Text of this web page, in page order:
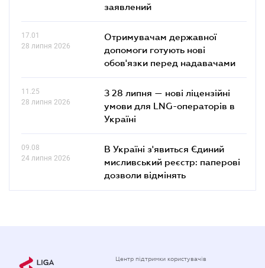
заявлений
17.01
28 липня 2026
Отримувачам державної
допомоги готують нові
обов'язки перед надавачами
11.25
28 липня 2026
З 28 липня — нові ліцензійні
умови для LNG-операторів в
Україні
09.08
24 липня 2026
В Україні з'явиться Єдиний
мисливський реєстр: паперові
дозволи відмінять
Центр підтримки користувачів